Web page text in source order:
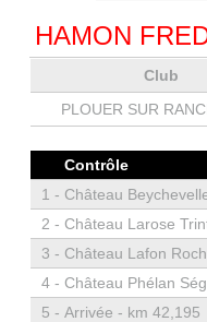
HAMON
Club
PLOUER SUR
Contrôle
1 - Château
2 - Château Larose
3 - Château Lafon
4 - Château Phélan
5 - Arrivée - km 42,195